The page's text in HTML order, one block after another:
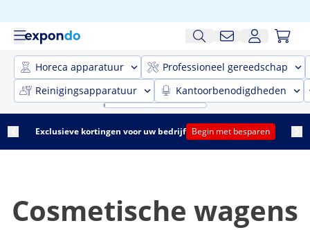
Horeca apparatuur
Professioneel gereedschap
Reinigingsapparatuur
Kantoorbenodigdheden
Exclusieve kortingen voor uw bedrijf Begin met besparen
Cosmetische wagens